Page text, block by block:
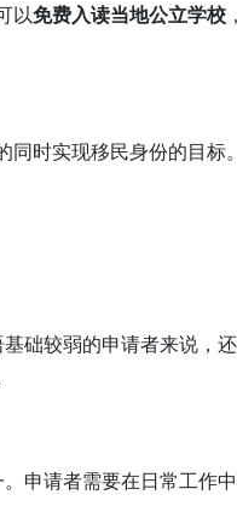
以免费入读当地公立学校
同时实现移民身份的目
础较弱的申请者来说
申请者需要在日常工作